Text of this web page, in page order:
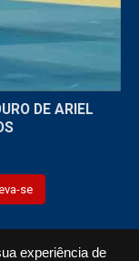
experiência de
DE ARIEL
se